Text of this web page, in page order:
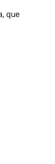
que